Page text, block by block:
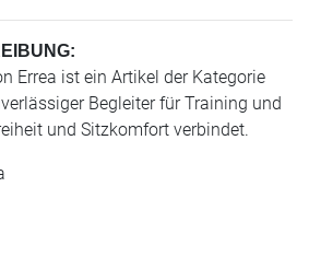
Errea ist ein Artikel der Kategorie
Begleiter für Training und
und Sitzkomfort verbindet.